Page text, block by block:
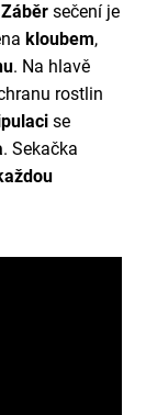
Záběr sečení je
kloubem,
. Na hlavě
rostlin
se
. Sekačka